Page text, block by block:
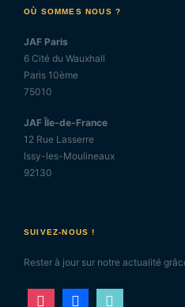
OÙ SOMMES NOUS ?
JAF Paris
6 Cité du Wauxhall
Paris 10ème
75010
JAF Île-de-France
12 Rue Lasserre
Issy-les-Moulineaux
92130
SUIVEZ-NOUS !
Rester à jour sur notre actualité